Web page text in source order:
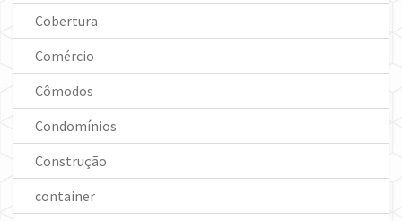
Cobertura
Comércio
Cômodos
Condomínios
Construção
container